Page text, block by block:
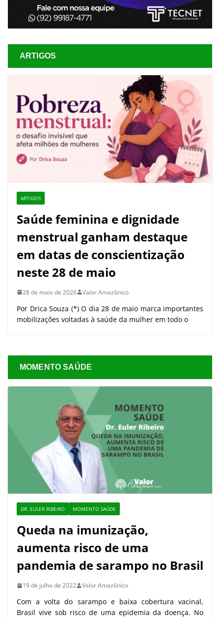
ARTIGOS
ARTIGOS
Saúde feminina e dignidade
menstrual ganham destaque
em datas de conscientização
neste 28 de maio
28 de maio de 2026 Valor Amazônico
Por Drica Souza (*) O dia 28 de maio marca importantes
mobilizações voltadas à saúde da mulher em todo o
MOMENTO SAÚDE
DR. EULER RIBEIRO MOMENTO SAÚDE
Queda na imunização,
aumenta risco de uma
pandemia de sarampo no Brasil
19 de julho de 2022 Valor Amazônico
Com a volta do sarampo e baixa cobertura vacinal,
Brasil vive sob risco de uma epidemia da doença. No